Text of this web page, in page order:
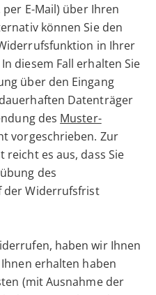
E-Mail) über Ihren
können Sie den
in Ihrer
diesem Fall erhalten Sie
über den Eingang
Datenträger
des Muster-
vorgeschrieben. Zur
es aus, dass Sie
des
der Widerrufsfrist
haben wir Ihnen
erhalten haben
(mit Ausnahme der